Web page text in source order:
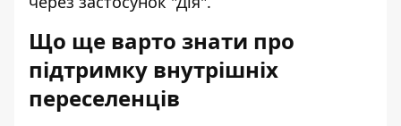
Що ще варто знати про
підтримку внутрішніх
переселенців